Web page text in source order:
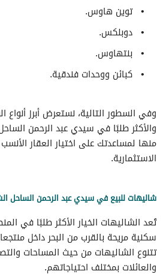
توين هاوس.
دوبلكس.
بنتهاوس.
كبائن ووحدات فندقية.
وفي السطور التالية، نستعرض أبرز أنواع
والأكثر طلبًا في سيدي عبد الرحمن
منها لمساعدتك على اختيار العقار
الاستثمارية.
شاليهات للبيع في سيدي عبد الرحمن الساحل
تُعد الشاليهات الخيار الأكثر طلبًا في
سكنية مريحة بالقرب من البحر داخل
تتنوع الشاليهات من حيث المساحات
والعائلات بمختلف احتياجاتهم.